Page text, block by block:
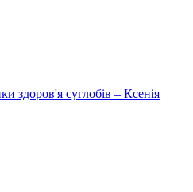
здоров'я суглобів – Ксенія